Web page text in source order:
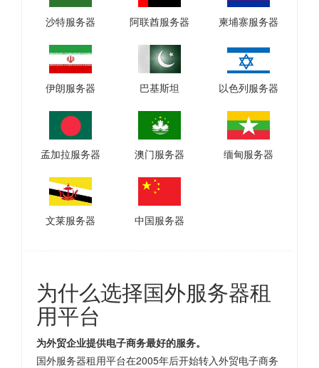
沙特服务器 阿联酋服务器 柬埔寨服务器
伊朗服务器 巴基斯坦 以色列服务器
孟加拉服务器 澳门服务器 缅甸服务器
文莱服务器 中国服务器
为什么选择国外服务器租
用平台
为外贸企业提供电子商务最好的服务。
国外服务器租用平台在2005年后开始转入外贸电子商务